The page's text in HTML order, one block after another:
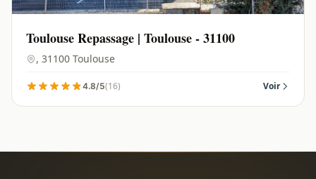
Toulouse Repassage | Toulouse - 31100
, 31100 Toulouse
4.8/5(16) Voir